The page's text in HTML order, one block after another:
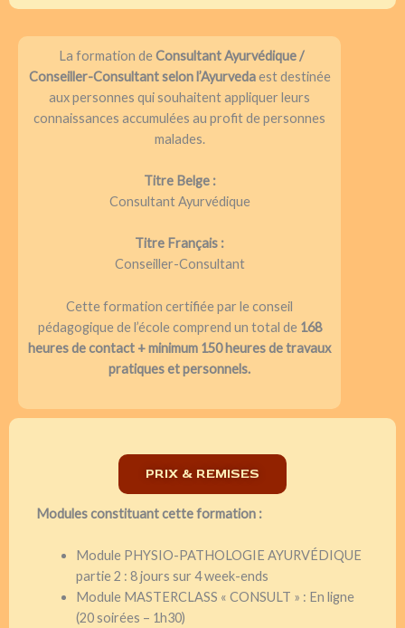
La formation deConsultant Ayurvédique /
Conseiller-Consultant selon l’Ayurvedaest destinée
aux personnes qui souhaitent appliquer leurs
connaissances accumulées au profit de personnes
malades.
Titre Belge :
Consultant Ayurvédique
Titre Français :
Conseiller-Consultant
Cette formation certifiée par le conseil
pédagogique de l’école comprend un total de 168
heures de contact + minimum 150 heures de travaux
pratiques et personnels.
PRIX & REMISES
Modules constituant cette formation :
Module PHYSIO-PATHOLOGIE AYURVÉDIQUE
partie 2 : 8 jours sur 4 week-ends
Module MASTERCLASS « CONSULT » : En ligne
(20 soirées – 1h30)